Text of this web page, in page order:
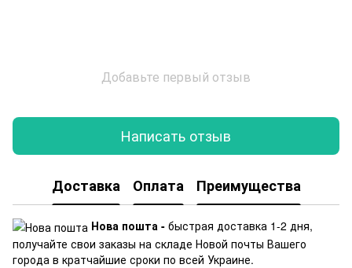
Добавьте первый отзыв
Написать отзыв
Доставка Оплата Преимущества
Нова пошта - быстрая доставка 1-2 дня,
получайте свои заказы на складе Новой почты Вашего
города в кратчайшие сроки по всей Украине.